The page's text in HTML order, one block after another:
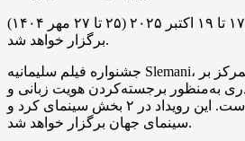
دهمین دوره این جشنواره ۱۷ تا ۱۹ اکتبر ۲۰۲۵ (۲۵ تا ۲۷ مهر ۱۴۰۴)
برگزار خواهد شد.
جشنواره فیلم سلیمانیه Slemani، رویدادی بین‌المللی با تمرکز بر
به‌منظور برجسته‌کردن هویت زبانی و
فرهنگی از طریق سینماست. این رویداد در ۲ بخش سینمای کرد و
سینمای جهان برگزار خواهد شد.